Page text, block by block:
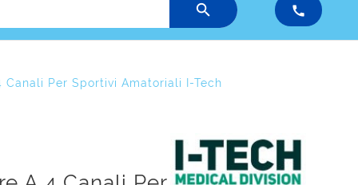
 
Per Sportivi Amatoriali I-Tech